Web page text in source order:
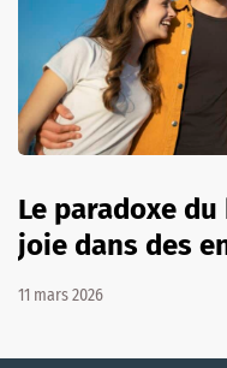
Le paradoxe
joie dans des
11 mars 2026